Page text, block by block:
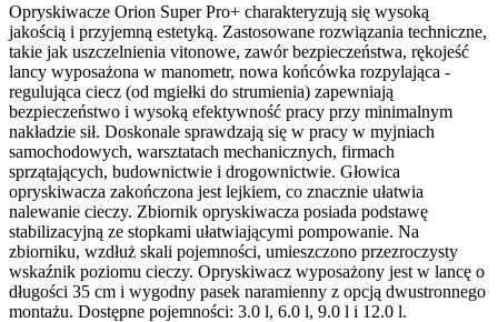
Opryskiwacze Orion Super Pro+ charakteryzują się wysoką
jakością i przyjemną estetyką. Zastosowane rozwiązania techniczne,
takie jak uszczelnienia vitonowe, zawór bezpieczeństwa, rękojeść
lancy wyposażona w manometr, nowa końcówka rozpylająca -
regulująca ciecz (od mgiełki do strumienia) zapewniają
bezpieczeństwo i wysoką efektywność pracy przy minimalnym
nakładzie sił. Doskonale sprawdzają się w pracy w myjniach
samochodowych, warsztatach mechanicznych, firmach
sprzątających, budownictwie i drogownictwie. Głowica
opryskiwacza zakończona jest lejkiem, co znacznie ułatwia
nalewanie cieczy. Zbiornik opryskiwacza posiada podstawę
stabilizacyjną ze stopkami ułatwiającymi pompowanie. Na
zbiorniku, wzdłuż skali pojemności, umieszczono przezroczysty
wskaźnik poziomu cieczy. Opryskiwacz wyposażony jest w lancę o
długości 35 cm i wygodny pasek naramienny z opcją dwustronnego
montażu. Dostępne pojemności: 3.0 l, 6.0 l, 9.0 l i 12.0 l.